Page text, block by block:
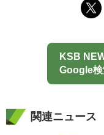
KSB
Google検
関連ニュース